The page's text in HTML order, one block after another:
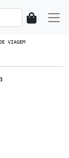
VIAGEM